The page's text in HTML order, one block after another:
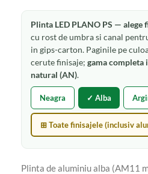
Plinta LED PLANO PS — alege
cu rost de umbra si canal
in gips-carton. Paginile pe
cerute finisaje; gama completa
natural (AN).
Neagra ✓ Alba
⊞ Toate finisajele (inclusiv
Plinta de aluminiu alba (AM11